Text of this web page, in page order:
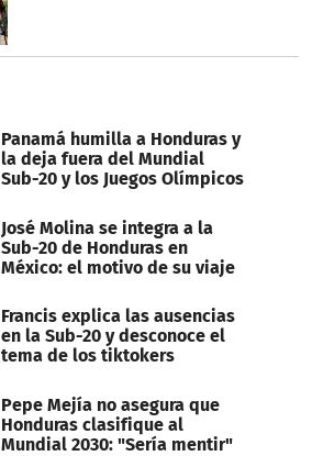
Panamá humilla a Honduras y
la deja fuera del Mundial
Sub-20 y los Juegos Olímpicos
José Molina se integra a la
Sub-20 de Honduras en
México: el motivo de su viaje
Francis explica las ausencias
en la Sub-20 y desconoce el
tema de los tiktokers
Pepe Mejía no asegura que
Honduras clasifique al
Mundial 2030: "Sería mentir"